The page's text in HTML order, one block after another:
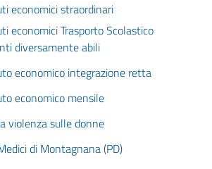
economici straordinari
economici Trasporto Scolastico
diversamente abili
economico integrazione retta
economico mensile
violenza sulle donne
di Montagnana (PD)